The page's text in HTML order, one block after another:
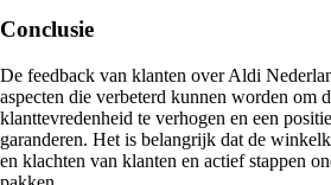
Conclusie
De feedback van klanten over Aldi
aspecten die verbeterd kunnen worden om
klanttevredenheid te verhogen en een
garanderen. Het is belangrijk dat de
en klachten van klanten en actief stappen